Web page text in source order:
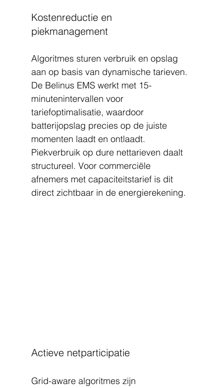
Kostenreductie en
piekmanagement
Algoritmes sturen verbruik en opslag
aan op basis van dynamische tarieven.
De Belinus EMS werkt met 15-
minutenintervallen voor
tariefoptimalisatie, waardoor
batterijopslag precies op de juiste
momenten laadt en ontlaadt.
Piekverbruik op dure nettarieven daalt
structureel. Voor commerciële
afnemers met capaciteitstarief is dit
direct zichtbaar in de energierekening.
Actieve netparticipatie
Grid-aware algoritmes zijn